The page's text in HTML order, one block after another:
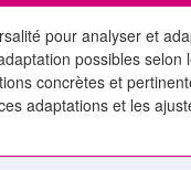
pour analyser et
possibles
concrètes et
adaptations et les